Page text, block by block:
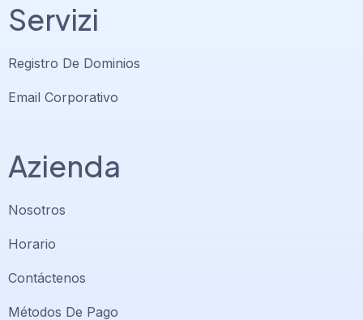
Servizi
Registro De Dominios
Email Corporativo
Azienda
Nosotros
Horario
Contáctenos
Métodos De Pago